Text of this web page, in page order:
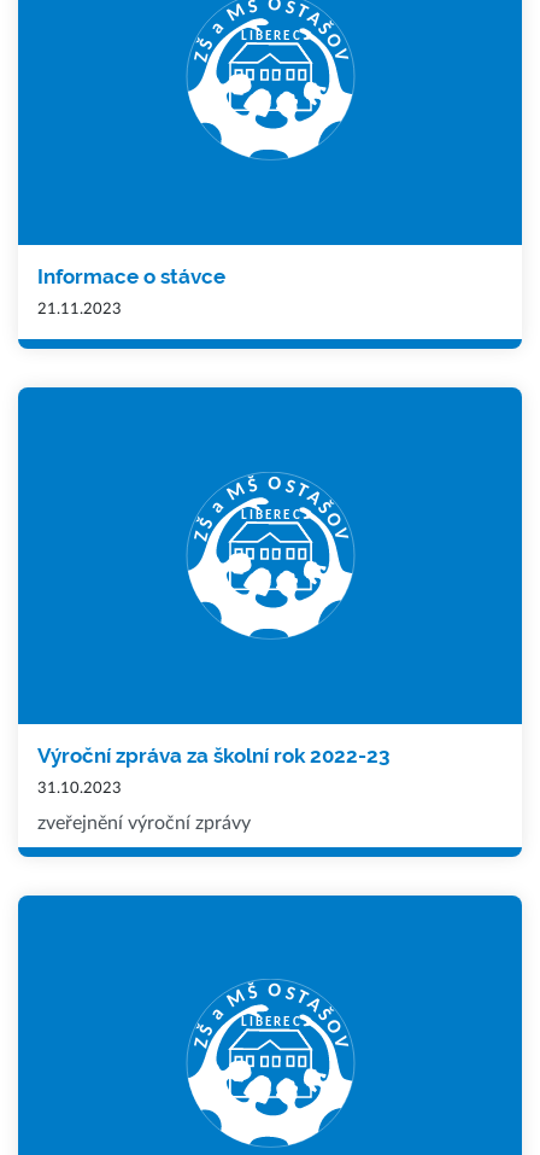
Informace o stávce
21.11.2023
Výroční zpráva za školní rok 2022-23
31.10.2023
zveřejnění výroční zprávy